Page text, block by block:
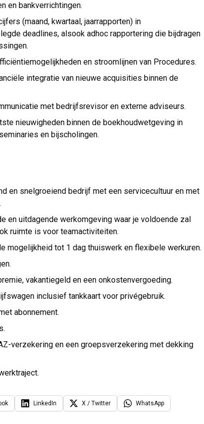
en bankverrichtingen.
(maand, kwartaal, jaarrapporten) in
deadlines, alsook adhoc rapportering die bijdragen
en stroomlijnen van Procedures.
integratie van nieuwe acquisities binnen de
met bedrijfsrevisor en externe adviseurs.
nieuwigheden binnen de boekhoudwetgeving in
en bijscholingen.
en snelgroeiend bedrijf met een servicecultuur en met
en uitdagende werkomgeving waar je voldoende zal
ruimte is voor teamactiviteiten.
mogelijkheid tot 1 dag thuiswerk en flexibele werkuren.
vakantiegeld en een onkostenvergoeding.
inclusief tankkaart voor privégebruik.
abonnement.
verzekering en een groepsverzekering met dekking
LinkedIn X / Twitter WhatsApp